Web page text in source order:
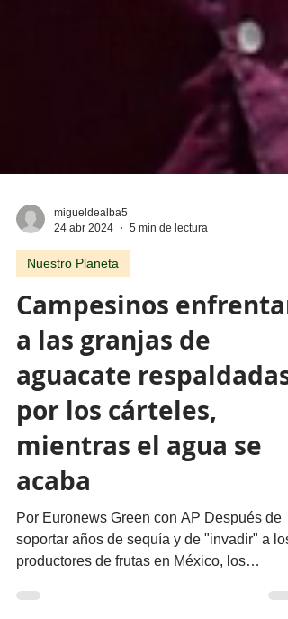
migueldealba5
Nuestro Planeta
Campesinos enfrentan
a las granjas de
aguacate respaldadas
por los cárteles,
mientras el agua se
acaba
Por Euronews Green con AP Después de
soportar años de sequía y de "invadir" a los